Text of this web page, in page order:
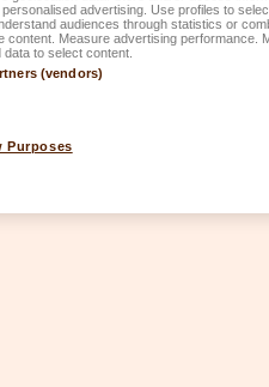
prise en location contre
advertising. Use profiles to
audiences through statistics or
content. Measure advertising performance.
data to select content.
(vendors)
Purposes